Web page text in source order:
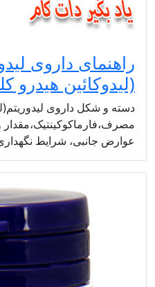
(لیدوکائین هیدرو
دسته و شکل داروی
عوارض جانبی، شرایط